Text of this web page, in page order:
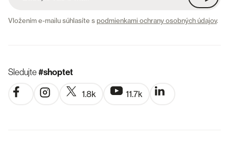
Vložením e-mailu súhlasíte spodmienkami ochrany osobných údajov.
Sledujte#shoptet
1.8k 11.7k